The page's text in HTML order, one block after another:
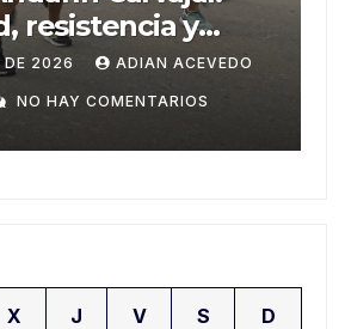
y
su 38
ACEVEDO
Domingo
20 DE JULIO
GONZÁLEZ
X J V S D